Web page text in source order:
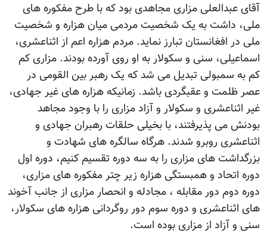
آقای عبدالعلی مزاری مجاهدی بود که با طرح مفکوره های
ملی، داشت به یک شخصیت مردمی میان هزاره و شخصیت
ملی در افغانستان تبارز نماید. مردم هزاره اعم از اثناعشری،
اسماعیلی، سنی و سکولار به او روی آورده بودند. مزاری کم
کم به سمبولی تبدیل می شد که یک رهبر بین القومی در
عصر ظلمت و عقبگردی باشد. زمانیکه هزاره های غیر جهادی،
غیر اثناعشری و سکولار و آزاد مزاری را با وجود مجاهد
بودنش می پذیرفتند، با بخیلی حلقات رهبران جهادی و
اثناعشری روبرو شدند. هرگاه سالگره های شهادت و
بزرگداشت های مزاری را به سه دوره تقسیم کنیم، دوره اول
دوره اتحاد و همبستگی هزاره زیر چتر مفکوره های مزاری،
دوره دوم دور مقابله ، مجادله و انحصار مزاری از جانب آخوند
های اثناعشری و دوره سوم دور روگردانی هزاره های سکولار،
سنی و آزاد از مزاری بوده است.